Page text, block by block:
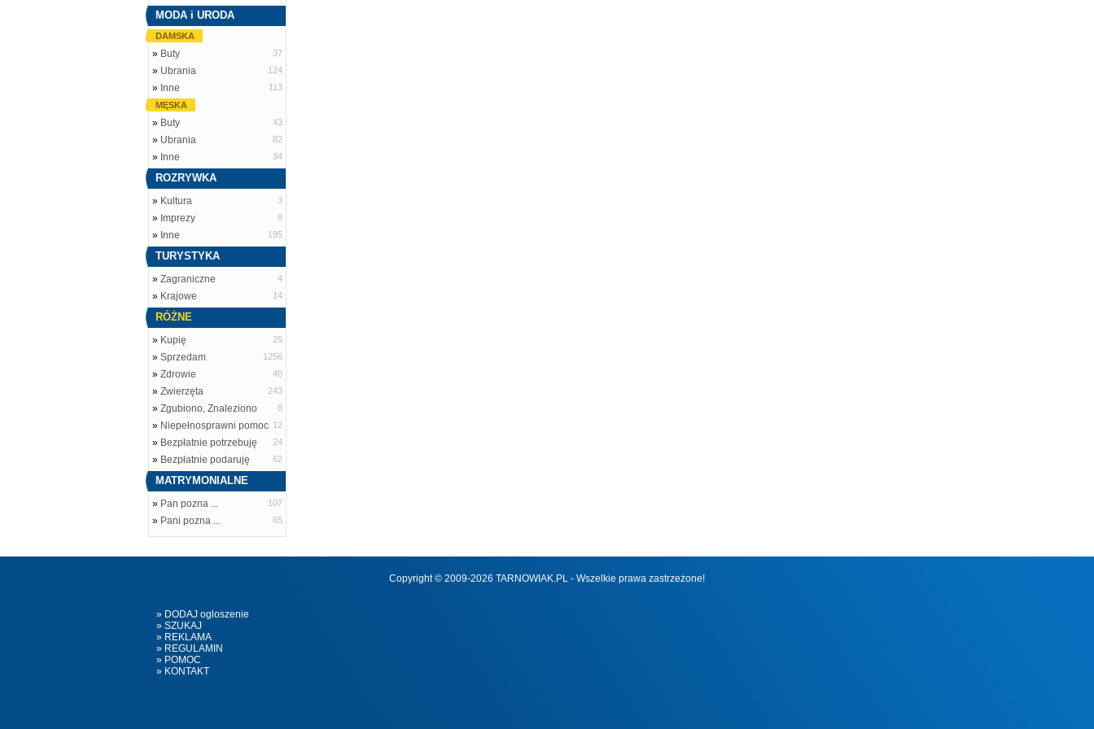
MODA i URODA
DAMSKA
» Buty 37
» Ubrania 124
» Inne
113
MĘSKA
» Buty 43
» Ubrania 82
» Inne 34
ROZRYWKA
» Kultura 3
» Imprezy 8
» Inne 195
TURYSTYKA
» Zagraniczne 4
» Krajowe 14
RÓŻNE
» Kupię 25
» Sprzedam 1256
» Zdrowie 40
» Zwierzęta 243
» Zgubiono, Znaleziono 8
» Niepełnosprawni pomoc 12
» Bezpłatnie potrzebuję 24
» Bezpłatnie podaruję 62
MATRYMONIALNE
» Pan pozna ... 107
» Pani pozna ... 65
Copyright © 2009-2026 TARNOWIAK.PL - Wszelkie prawa zastrzeżone!
» DODAJ ogloszenie
» SZUKAJ
» REKLAMA
» REGULAMIN
» POMOC
» KONTAKT